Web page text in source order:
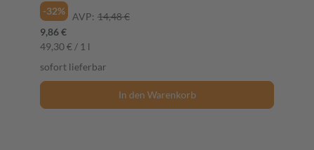
-32%
AVP: 14,48 €
9,86 €
49,30 € / 1 l
sofort lieferbar
In den Warenkorb